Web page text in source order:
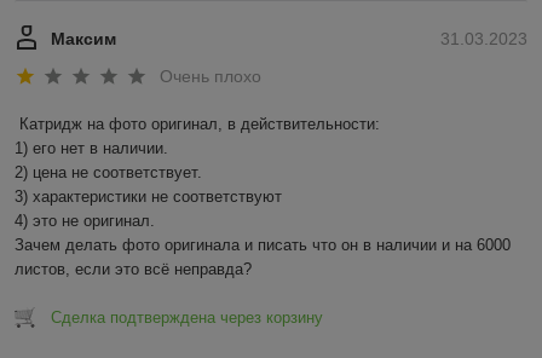
31.03.2023
Максим
Очень плохо
Катридж на фото оригинал, в действительности:
1) его нет в наличии.
2) цена не соответствует.
3) характеристики не соответствуют
4) это не оригинал.
Зачем делать фото оригинала и писать что он в наличии и на 6000
листов, если это всё неправда?
Сделка подтверждена через корзину